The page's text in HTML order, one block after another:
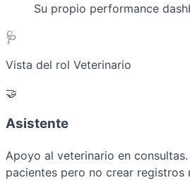
Su propio performance
🩺
Vista del rol Veterinario
🤝
Asistente
Apoyo al veterinario en
pacientes pero no crear registros